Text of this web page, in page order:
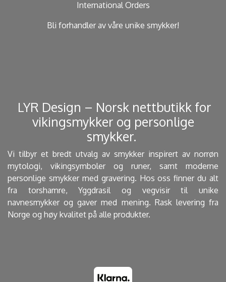
International Orders
Bli forhandler av våre unike smykker!
​ LYR Design – Norsk nettbutikk for
vikingsmykker og personlige
smykker. ​
Vi tilbyr et bredt utvalg av smykker inspirert av norrøn
mytologi, vikingsymboler og runer, samt moderne
personlige smykker med gravering. Hos oss finner du alt
fra torshamre, Yggdrasil og vegvisir til unike
navnesmykker og gaver med mening. Rask levering fra
Norge og høy kvalitet på alle produkter.